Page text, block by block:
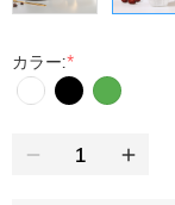
カラー:*